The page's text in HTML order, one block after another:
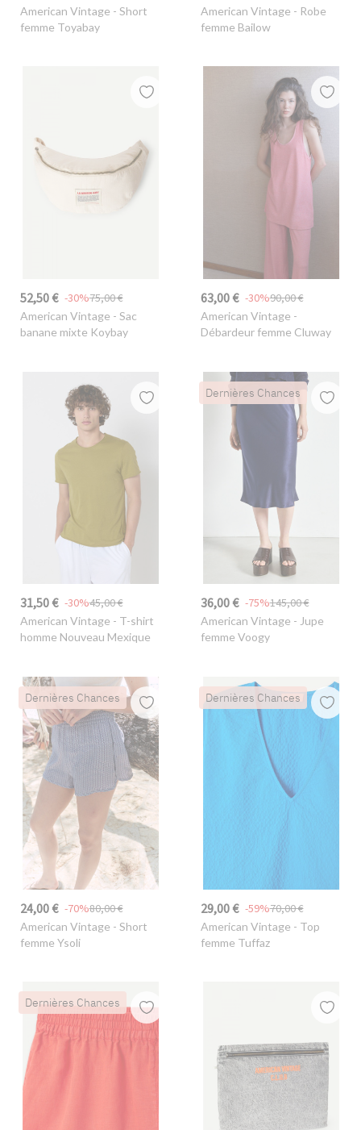
American Vintage - Short
femme Toyabay
American Vintage - Robe
femme Bailow
52,50 € 75,00 €
-30%
American Vintage - Sac
banane mixte Koybay
63,00 € 90,00 €
-30%
American Vintage -
Débardeur femme Cluway
31,50 € 45,00 €
-30%
American Vintage - T-shirt
homme Nouveau Mexique
Dernières Chances
36,00 € 145,00 €
-75%
American Vintage - Jupe
femme Voogy
Dernières Chances
24,00 € 80,00 €
-70%
American Vintage - Short
femme Ysoli
Dernières Chances
29,00 € 70,00 €
-59%
American Vintage - Top
femme Tuffaz
Dernières Chances